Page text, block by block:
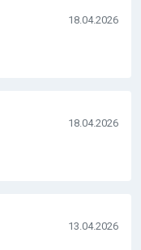
18.04.2026
18.04.2026
13.04.2026